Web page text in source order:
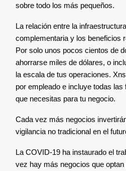
sobre todo los más pequeños.
La relación entre la
complementaria y los beneficios
Por solo unos pocos cientos de
ahorrarse miles de dólares, o
la escala de tus operaciones.
por empleado e incluye todas
que necesitas para tu negocio.
Cada vez más negocios
vigilancia no tradicional en el
La COVID-19 ha instaurado el
vez hay más negocios que